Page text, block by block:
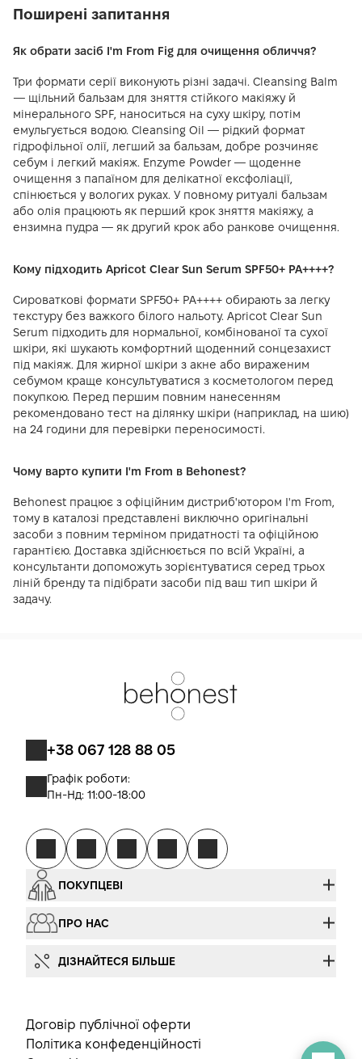
Поширені запитання
Як обрати засіб I'm From Fig для очищення обличчя?
Три формати серії виконують різні задачі. Cleansing Balm
— щільний бальзам для зняття стійкого макіяжу й
мінерального SPF, наноситься на суху шкіру, потім
емульгується водою. Cleansing Oil — рідкий формат
гідрофільної олії, легший за бальзам, добре розчиняє
себум і легкий макіяж. Enzyme Powder — щоденне
очищення з папаїном для делікатної ексфоліації,
спінюється у вологих руках. У повному ритуалі бальзам
або олія працюють як перший крок зняття макіяжу, а
ензимна пудра — як другий крок або ранкове очищення.
Кому підходить Apricot Clear Sun Serum SPF50+ PA++++?
Сироваткові формати SPF50+ PA++++ обирають за легку
текстуру без важкого білого нальоту. Apricot Clear Sun
Serum підходить для нормальної, комбінованої та сухої
шкіри, які шукають комфортний щоденний сонцезахист
під макіяж. Для жирної шкіри з акне або вираженим
себумом краще консультуватися з косметологом перед
покупкою. Перед першим повним нанесенням
рекомендовано тест на ділянку шкіри (наприклад, на шию)
на 24 години для перевірки переносимості.
Чому варто купити I'm From в Behonest?
Behonest працює з офіційним дистриб'ютором I'm From,
тому в каталозі представлені виключно оригінальні
засоби з повним терміном придатності та офіційною
гарантією. Доставка здійснюється по всій Україні, а
консультанти допоможуть зорієнтуватися серед трьох
ліній бренду та підібрати засоби під ваш тип шкіри й
задачу.
+38 067 128 88 05
Графік роботи:
Пн-Нд: 11:00-18:00
ПОКУПЦЕВІ
ПРО НАС
ДІЗНАЙТЕСЯ БІЛЬШЕ
Договір публічної оферти
Політика конфеденційності